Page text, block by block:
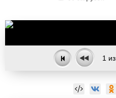
1 из